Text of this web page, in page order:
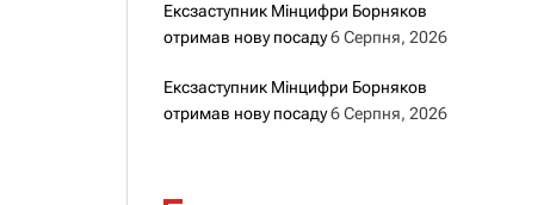
Ексзаступник Мінцифри Борняков
отримав нову посаду 6 Серпня, 2026
Ексзаступник Мінцифри Борняков
отримав нову посаду 6 Серпня, 2026